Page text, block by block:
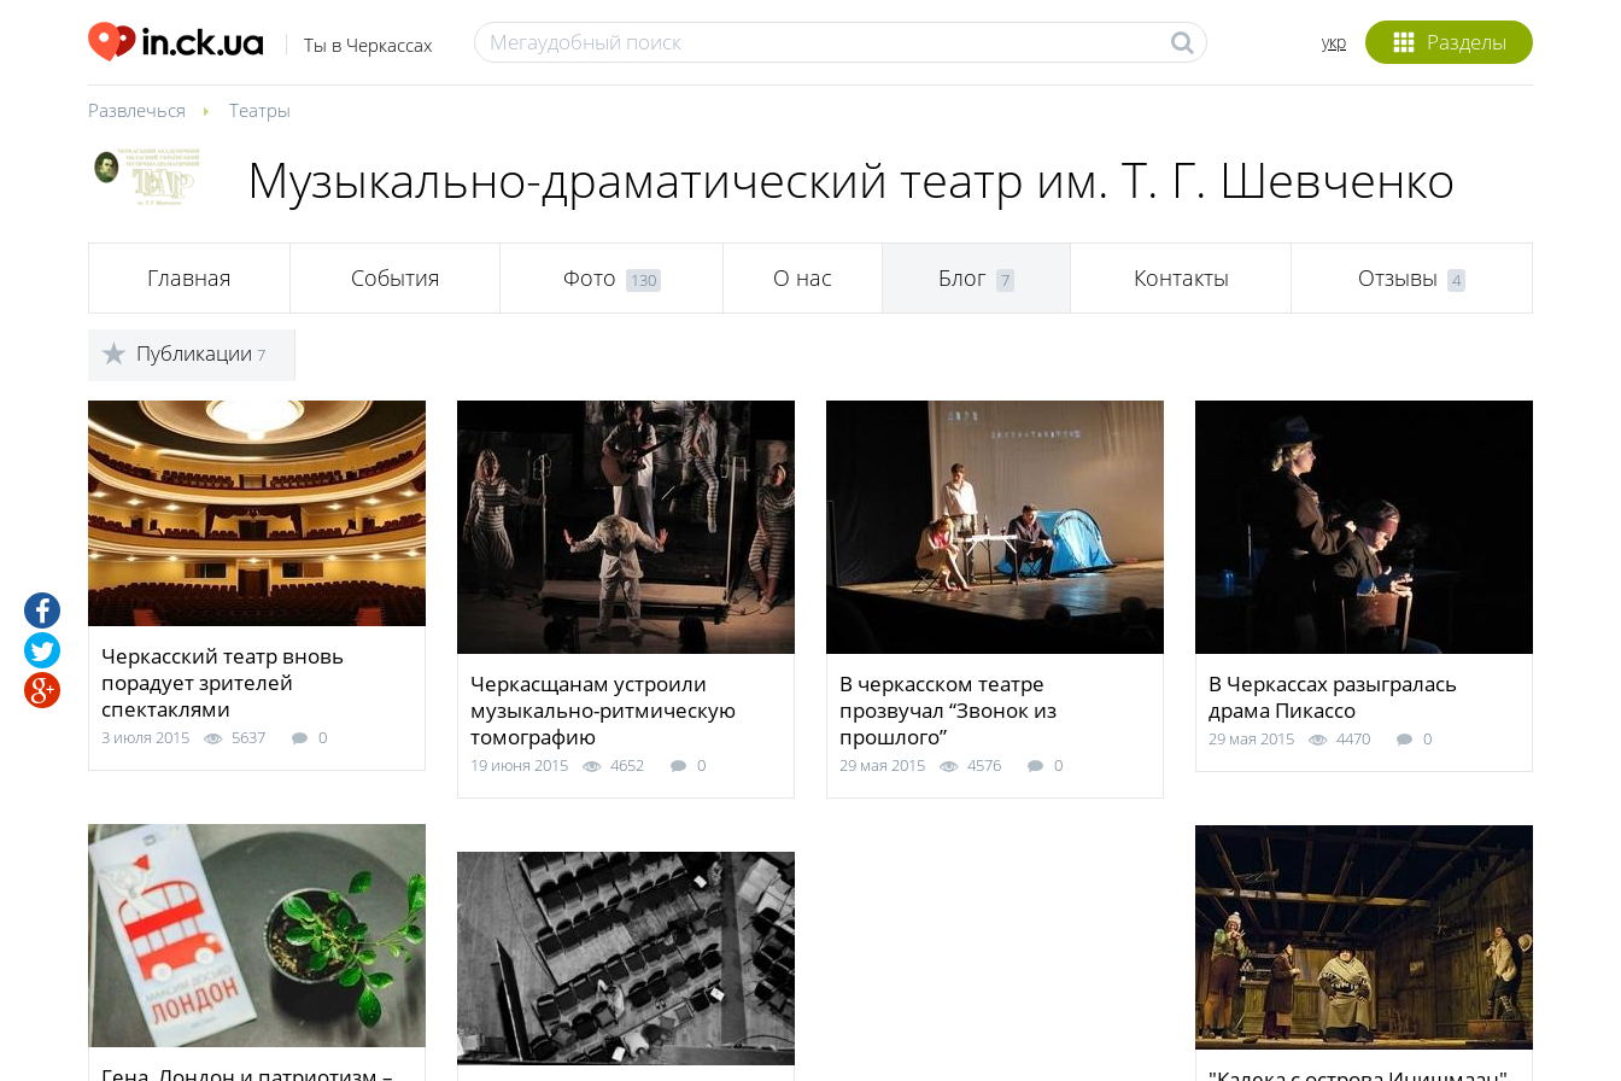
Ты в Черкассах Разделы
укр
Развлечься Театры
Музыкально-драматический театр им. Т. Г. Шевченко
Главная События Фото 130 О нас Блог 7 Контакты Отзывы 4
Публикации 7
Черкасский театр вновь
порадует зрителей
спектаклями
3 июля 2015 5637 0
Черкасщанам устроили
музыкально-ритмическую
томографию
19 июня 2015 4652 0
В черкасском театре
прозвучал “Звонок из
прошлого”
29 мая 2015 4576 0
В Черкассах разыгралась
драма Пикассо
29 мая 2015 4470 0